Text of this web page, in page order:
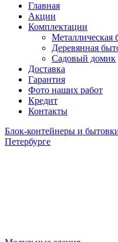
Главная
Акции
Комплектации
Металлическая
Деревянная
Садовый домик
Доставка
Гарантия
Фото наших работ
Кредит
Контакты
Блок-контейнеры и
Петербурге